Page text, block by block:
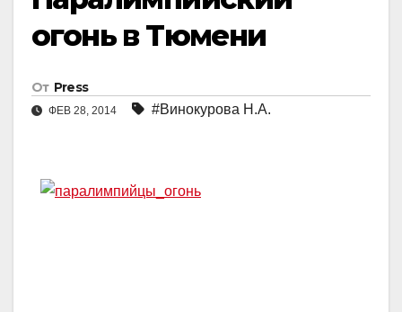
огонь в Тюмени
От Press
ФЕВ 28, 2014 #Винокурова Н.А.